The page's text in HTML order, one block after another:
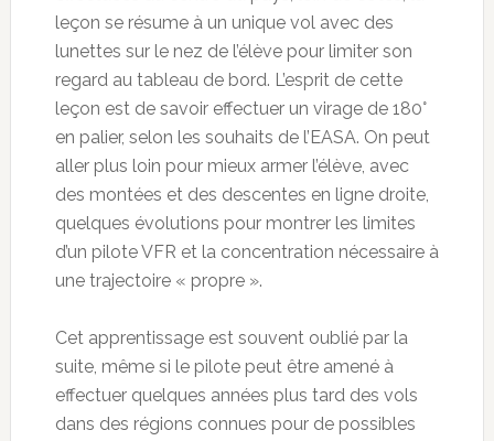
leçon se résume à un unique vol avec des
lunettes sur le nez de l’élève pour limiter son
regard au tableau de bord. L’esprit de cette
leçon est de savoir effectuer un virage de 180°
en palier, selon les souhaits de l’EASA. On peut
aller plus loin pour mieux armer l’élève, avec
des montées et des descentes en ligne droite,
quelques évolutions pour montrer les limites
d’un pilote VFR et la concentration nécessaire à
une trajectoire « propre ».
Cet apprentissage est souvent oublié par la
suite, même si le pilote peut être amené à
effectuer quelques années plus tard des vols
dans des régions connues pour de possibles